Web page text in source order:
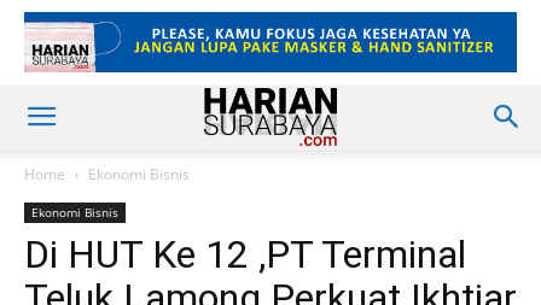
Home Ekonomi Bisnis
Ekonomi Bisnis
Di HUT Ke 12 ,PT Terminal